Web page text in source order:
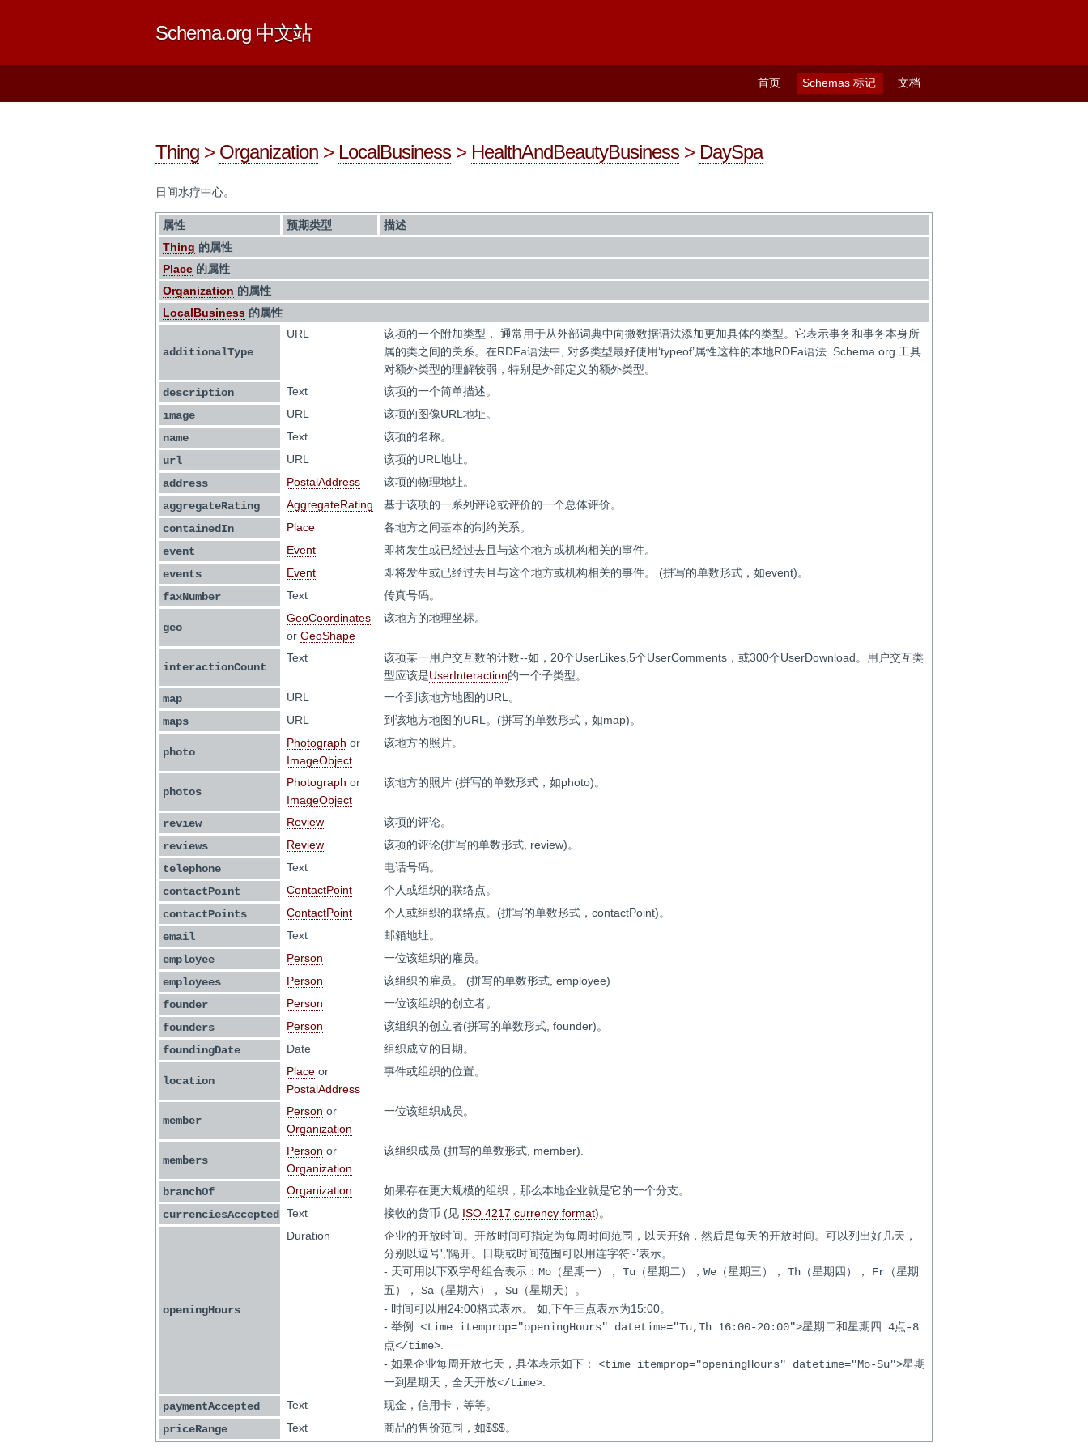
Schema.org 中文站
文档
Schemas 标记
首页
Thing > Organization > LocalBusiness> HealthAndBeautyBusiness> DaySpa
日间水疗中心。
属性 预期类型
描述
Thing 的属性
Place 的属性
Organization 的属性
LocalBusiness 的属性
additionalType
URL
该项的一个附加类型， 通常用于从外部词典中向微数据语法添加更加具体的类型。它表示事务和事务本身所
属的类之间的关系。在RDFa语法中, 对多类型最好使用‘typeof’属性这样的本地RDFa语法. Schema.org 工具
对额外类型的理解较弱，特别是外部定义的额外类型。
description
Text
该项的一个简单描述。
image
URL
该项的图像URL地址。
name
Text
该项的名称。
url
URL
该项的URL地址。
address
PostalAddress
该项的物理地址。
aggregateRating
AggregateRating
基于该项的一系列评论或评价的一个总体评价。
containedIn
Place
各地方之间基本的制约关系。
event
Event
即将发生或已经过去且与这个地方或机构相关的事件。
events
Event
即将发生或已经过去且与这个地方或机构相关的事件。 (拼写的单数形式，如event)。
faxNumber
Text 传真号码。
geo
GeoCoordinates
or GeoShape
该地方的地理坐标。
interactionCount
Text
该项某一用户交互数的计数--如，20个UserLikes,5个UserComments，或300个UserDownload。用户交互类
型应该是UserInteraction的一个子类型。
map
URL
一个到该地方地图的URL。
maps
URL 到该地方地图的URL。(拼写的单数形式，如map)。
photo
Photograph or
ImageObject
该地方的照片。
photos
Photograph or
ImageObject
该地方的照片 (拼写的单数形式，如photo)。
review Review
该项的评论。
reviews
Review
该项的评论(拼写的单数形式, review)。
telephone
Text
电话号码。
contactPoint
ContactPoint
个人或组织的联络点。
contactPoints
ContactPoint
个人或组织的联络点。(拼写的单数形式，contactPoint)。
email
Text
邮箱地址。
employee
Person
一位该组织的雇员。
employees
Person
该组织的雇员。 (拼写的单数形式, employee)
founder
Person
一位该组织的创立者。
founders
Person
该组织的创立者(拼写的单数形式, founder)。
foundingDate
Date 组织成立的日期。
location
Place or
PostalAddress
事件或组织的位置。
member
Person or
Organization
一位该组织成员。
members
Person or
Organization
该组织成员 (拼写的单数形式, member).
branchOf Organization
如果存在更大规模的组织，那么本地企业就是它的一个分支。
currenciesAccepted
Text 接收的货币 (见 ISO 4217 currency format)。
openingHours
Duration
企业的开放时间。开放时间可指定为每周时间范围，以天开始，然后是每天的开放时间。可以列出好几天，
分别以逗号','隔开。日期或时间范围可以用连字符‘-’表示。
- 天可用以下双字母组合表示： Mo （星期一）， Tu（星期二） ， We（星期三） ， Th（星期四） ， Fr（星期
五）
， Sa（星期六） ， Su（星期天）
。
- 时间可以用24:00格式表示。 如,下午三点表示为15:00。
- 举例: <time itemprop="openingHours" datetime="Tu,Th 16:00-20:00">星期二和星期四 4点-8
点</time>
- 如果企业每周开放七天，具体表示如下： <time itemprop="openingHours" datetime="Mo-Su">星期
一到星期天，全天开放</time>
paymentAccepted
Text
现金，信用卡，等等。
priceRange
Text 商品的售价范围，如$$$。